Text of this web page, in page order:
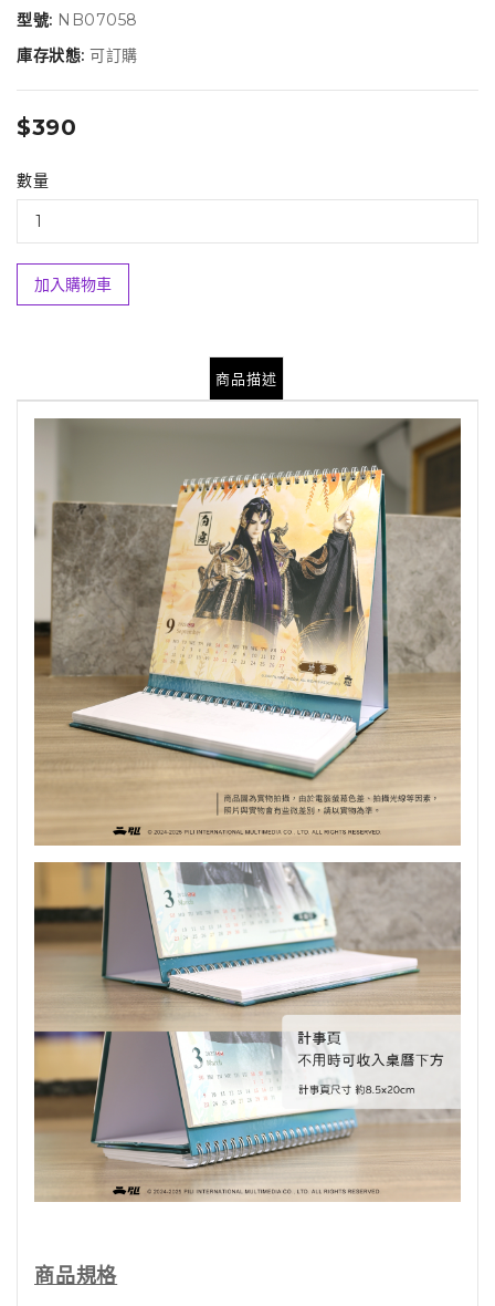
型號: NB07058
庫存狀態: 可訂購
$390
數量
加入購物車
商品描述
商品規格